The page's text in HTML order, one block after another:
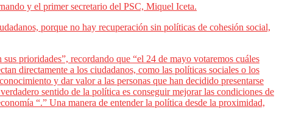
y el primer secretario del PSC, Miquel Iceta.
porque no hay recuperación sin políticas de cohesión social,
prioridades”, recordando que “el 24 de mayo votaremos cuáles
directamente a los ciudadanos, como las políticas sociales o los
y dar valor a las personas que han decidido presentarse
sentido de la política es conseguir mejorar las condiciones de
“.” Una manera de entender la política desde la proximidad,